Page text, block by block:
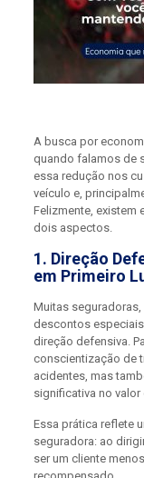
A busca por
quando falamos de
essa redução nos
veículo e,
Felizmente, existem
dois aspectos.
1. Direção
em Primeiro
Muitas
descontos
direção defensiva.
conscientização de
acidentes, mas
significativa no valor
Essa prática reflete
seguradora: ao
ser um cliente